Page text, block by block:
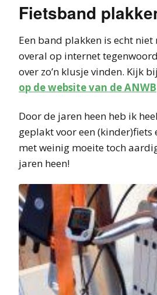
Fietsband
Een band plakken is echt
overal op internet
over zo’n klusje vinden. Kijk
op de website van de ANWB
Door de jaren heen heb ik
geplakt voor een (kinder)fiets
met weinig moeite toch
jaren heen!